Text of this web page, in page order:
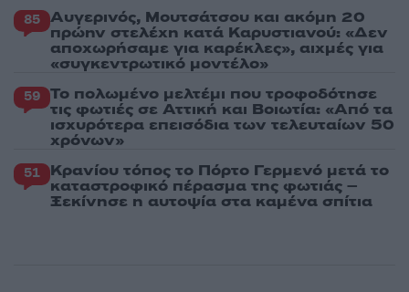
85 Αυγερινός, Μουτσάτσου και ακόμη 20
πρώην στελέχη κατά Καρυστιανού: «Δεν
αποχωρήσαμε για καρέκλες», αιχμές για
«συγκεντρωτικό μοντέλο»
59 Το πολωμένο μελτέμι που τροφοδότησε
τις φωτιές σε Αττική και Βοιωτία: «Από τα
ισχυρότερα επεισόδια των τελευταίων 50
χρόνων»
51 Κρανίου τόπος το Πόρτο Γερμενό μετά το
καταστροφικό πέρασμα της φωτιάς –
Ξεκίνησε η αυτοψία στα καμένα σπίτια